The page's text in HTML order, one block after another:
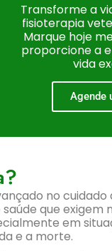
Transforme a
fisioterapia
Marque hoje
proporcione a
vida
Agende
no cuidado
que exigem
em
e a morte.